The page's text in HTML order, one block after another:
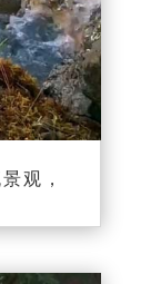
00:08
观，